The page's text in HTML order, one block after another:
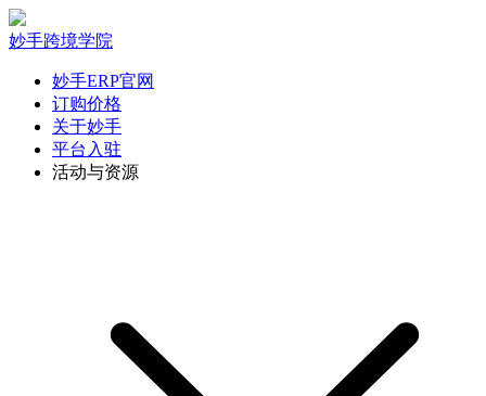
妙手跨境学院
妙手ERP官网
订购价格
关于妙手
平台入驻
活动与资源